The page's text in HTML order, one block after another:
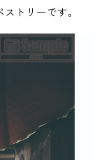
トリーです。